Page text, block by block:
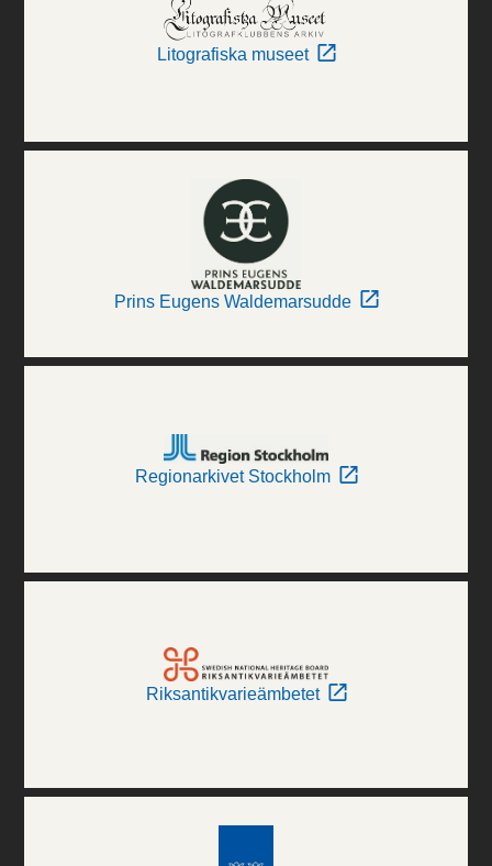
Litografiska museet
Prins Eugens Waldemarsudde
Regionarkivet Stockholm
Riksantikvarieämbetet